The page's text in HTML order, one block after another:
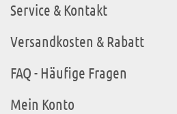
Service & Kontakt
Versandkosten & Rabatt
FAQ - Häufige Fragen
Mein Konto